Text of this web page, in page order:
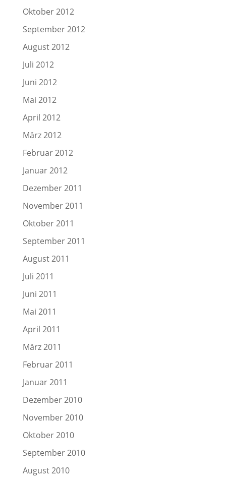
Oktober 2012
September 2012
August 2012
Juli 2012
Juni 2012
Mai 2012
April 2012
März 2012
Februar 2012
Januar 2012
Dezember 2011
November 2011
Oktober 2011
September 2011
August 2011
Juli 2011
Juni 2011
Mai 2011
April 2011
März 2011
Februar 2011
Januar 2011
Dezember 2010
November 2010
Oktober 2010
September 2010
August 2010